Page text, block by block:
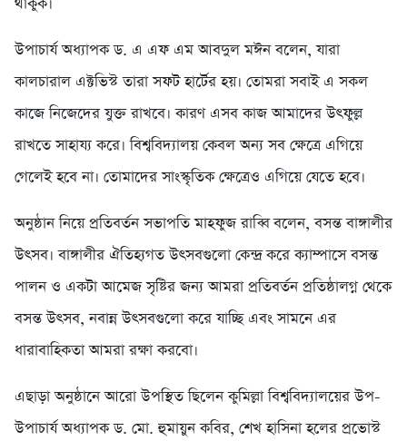
থাকুক।
উপাচার্য অধ্যাপক ড. এ এফ এম আবদুল মঈন বলেন, যারা
কালচারাল এক্টভিস্ট তারা সফট হার্টের হয়। তোমরা সবাই এ সকল
কাজে নিজেদের যুক্ত রাখবে। কারণ এসব কাজ আমাদের উৎফুল্ল
রাখতে সাহায্য করে। বিশ্ববিদ্যালয় কেবল অন্য সব ক্ষেত্রে এগিয়ে
গেলেই হবে না। তোমাদের সাংস্কৃতিক ক্ষেত্রেও এগিয়ে যেতে হবে।
অনুষ্ঠান নিয়ে প্রতিবর্তন সভাপতি মাহফুজ রাব্বি বলেন, বসন্ত বাঙ্গালীর
উৎসব। বাঙ্গালীর ঐতিহ্যগত উৎসবগুলো কেন্দ্র করে ক্যাম্পাসে বসন্ত
পালন ও একটা আমেজ সৃষ্টির জন্য আমরা প্রতিবর্তন প্রতিষ্ঠালগ্ন থেকে
বসন্ত উৎসব, নবান্ন উৎসবগুলো করে যাচ্ছি এবং সামনে এর
ধারাবাহিকতা আমরা রক্ষা করবো।
এছাড়া অনুষ্ঠানে আরো উপস্থিত ছিলেন কুমিল্লা বিশ্ববিদ্যালয়ের উপ-
উপাচার্য অধ্যাপক ড. মো. হুমায়ুন কবির, শেখ হাসিনা হলের প্রভোস্ট